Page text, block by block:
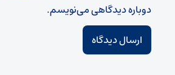
دوباره دیدگاهی می‌نویسم.